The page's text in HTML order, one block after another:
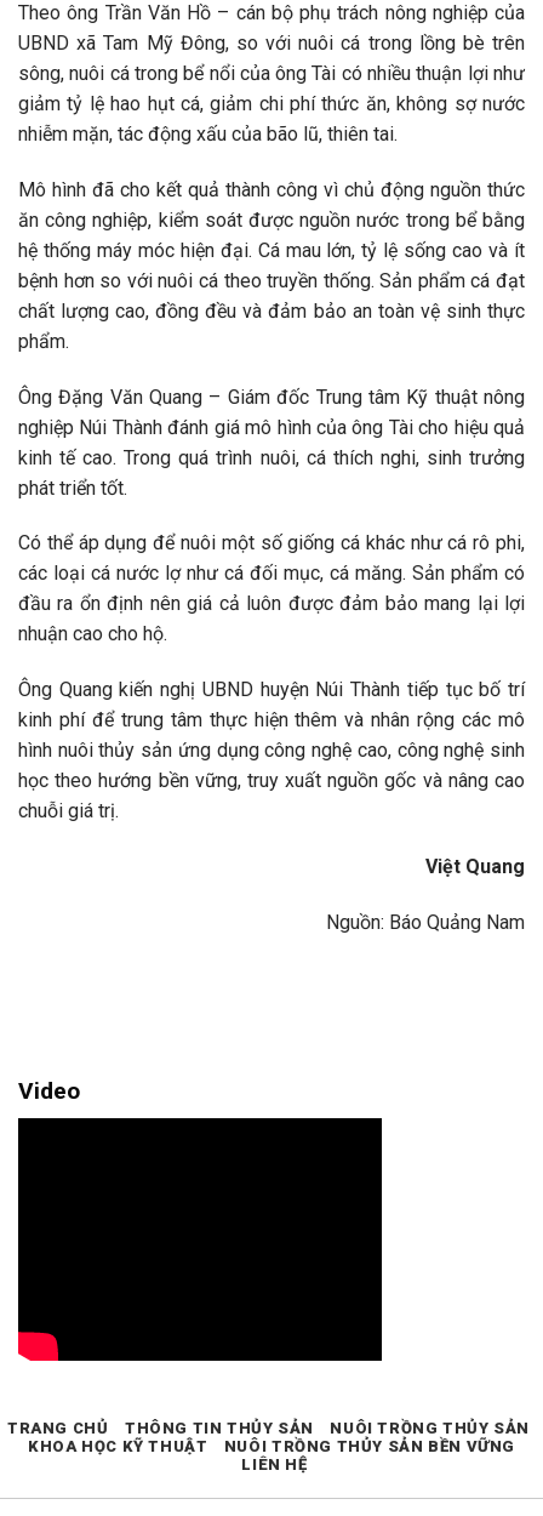
Theo ông Trần Văn Hồ – cán bộ phụ trách nông nghiệp của
UBND xã Tam Mỹ Đông, so với nuôi cá trong lồng bè trên
sông, nuôi cá trong bể nổi của ông Tài có nhiều thuận lợi như
giảm tỷ lệ hao hụt cá, giảm chi phí thức ăn, không sợ nước
nhiễm mặn, tác động xấu của bão lũ, thiên tai.
Mô hình đã cho kết quả thành công vì chủ động nguồn thức
ăn công nghiệp, kiểm soát được nguồn nước trong bể bằng
hệ thống máy móc hiện đại. Cá mau lớn, tỷ lệ sống cao và ít
bệnh hơn so với nuôi cá theo truyền thống. Sản phẩm cá đạt
chất lượng cao, đồng đều và đảm bảo an toàn vệ sinh thực
phẩm.
Ông Đặng Văn Quang – Giám đốc Trung tâm Kỹ thuật nông
nghiệp Núi Thành đánh giá mô hình của ông Tài cho hiệu quả
kinh tế cao. Trong quá trình nuôi, cá thích nghi, sinh trưởng
phát triển tốt.
Có thể áp dụng để nuôi một số giống cá khác như cá rô phi,
các loại cá nước lợ như cá đối mục, cá măng. Sản phẩm có
đầu ra ổn định nên giá cả luôn được đảm bảo mang lại lợi
nhuận cao cho hộ.
Ông Quang kiến nghị UBND huyện Núi Thành tiếp tục bố trí
kinh phí để trung tâm thực hiện thêm và nhân rộng các mô
hình nuôi thủy sản ứng dụng công nghệ cao, công nghệ sinh
học theo hướng bền vững, truy xuất nguồn gốc và nâng cao
chuỗi giá trị.
Việt Quang
Nguồn: Báo Quảng Nam
Video
TRANG CHỦ THÔNG TIN THỦY SẢN
NUÔI TRỒNG THỦY SẢN
KHOA HỌC KỸ THUẬT
NUÔI TRỒNG THỦY SẢN BỀN VỮNG
LIÊN HỆ